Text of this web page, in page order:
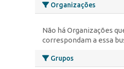
Organizações
Não há Organizações
correspondam a essa
Grupos